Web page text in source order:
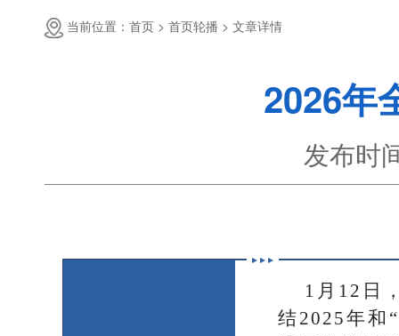
当前位置：首页 > 首页轮播 > 文章详情
2026年
发布时
1月12日
结2025年和